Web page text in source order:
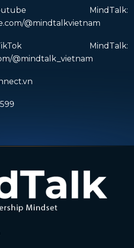
MindTalk:
@mindtalkvietnam
MindTalk:
@mindtalk_vietnam